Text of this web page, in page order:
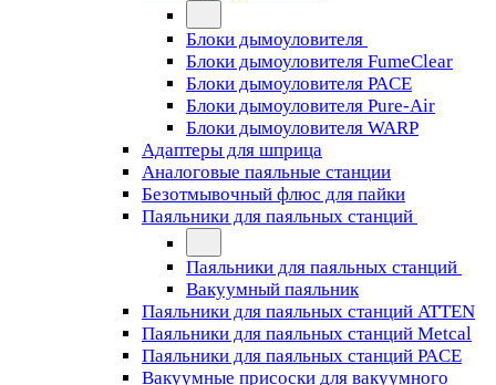
Блоки дымоуловителя
Блоки дымоуловителя FumeClear
Блоки дымоуловителя PACE
Блоки дымоуловителя Pure-Air
Блоки дымоуловителя WARP
Адаптеры для шприца
Аналоговые паяльные станции
Безотмывочный флюс для пайки
Паяльники для паяльных станций
Паяльники для паяльных станций
Вакуумный паяльник
Паяльники для паяльных станций ATTEN
Паяльники для паяльных станций Metcal
Паяльники для паяльных станций PACE
Вакуумные присоски для вакуумного